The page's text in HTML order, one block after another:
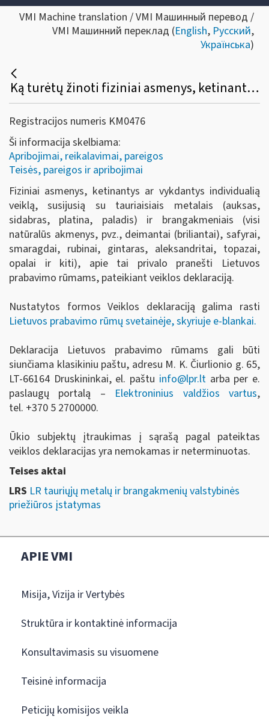
VMI Machine translation / VMI Машинный перевод /
VMI Машинний переклад (English, Русский,
Українська)
Ką turėtų žinoti fiziniai asmenys, ketinantys vykdyti veiklą su tauriaisiais metalais ir brangakmeniais?
Registracijos numeris KM0476
Ši informacija skelbiama:
Apribojimai, reikalavimai, pareigos
Teisės, pareigos ir apribojimai
Fiziniai asmenys, ketinantys ar vykdantys individualią
veiklą, susijusią su tauriaisiais metalais (auksas,
sidabras, platina, paladis) ir brangakmeniais (visi
natūralūs akmenys, pvz., deimantai (briliantai), safyrai,
smaragdai, rubinai, gintaras, aleksandritai, topazai,
opalai ir kiti), apie tai privalo pranešti Lietuvos
prabavimo rūmams, pateikiant veiklos deklaraciją.
Nustatytos formos Veiklos deklaraciją galima rasti
Lietuvos prabavimo rūmų svetainėje, skyriuje e-blankai.
Deklaracija Lietuvos prabavimo rūmams gali būti
siunčiama klasikiniu paštu, adresu M. K. Čiurlionio g. 65,
LT-66164 Druskininkai, el. paštu info@lpr.ltarba per e.
paslaugų portalą – Elektroninius valdžios vartus,
tel. +370 5 2700000.
Ūkio subjektų įtraukimas į sąrašą pagal pateiktas
veiklos deklaracijas yra nemokamas ir neterminuotas.
Teises aktai
LRS LR tauriųjų metalų ir brangakmenių valstybinės
priežiūros įstatymas
APIE VMI
Misija, Vizija ir Vertybės
Struktūra ir kontaktinė informacija
Konsultavimasis su visuomene
Teisinė informacija
Peticijų komisijos veikla